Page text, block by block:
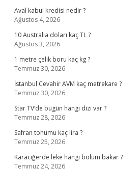
Aval kabul kredisi nedir ?
Ağustos 4, 2026
10 Australia doları kaç TL ?
Ağustos 3, 2026
1 metre çelik boru kaç kg ?
Temmuz 30, 2026
İstanbul Cevahir AVM kaç metrekare ?
Temmuz 30, 2026
Star TV’de bugün hangi dizi var ?
Temmuz 28, 2026
Safran tohumu kaç lira ?
Temmuz 25, 2026
Karaciğerde leke hangi bölüm bakar ?
Temmuz 24, 2026